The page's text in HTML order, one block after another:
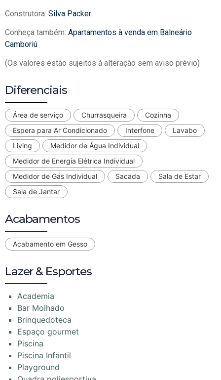
Construtora: Silva Packer
Conheça também: Apartamentos à venda em Balneário
Camboriú
(Os valores estão sujeitos á alteração sem aviso prévio)
Diferenciais
Área de serviço Churrasqueira
Cozinha
Espera para Ar Condicionado
Interfone
Lavabo
Living
Medidor de Água Individual
Medidor de Energia Elétrica Individual
Medidor de Gás Individual
Sacada
Sala de Estar
Sala de Jantar
Acabamentos
Acabamento em Gesso
Lazer & Esportes
Academia
Bar Molhado
Brinquedoteca
Espaço gourmet
Piscina
Piscina Infantil
Playground